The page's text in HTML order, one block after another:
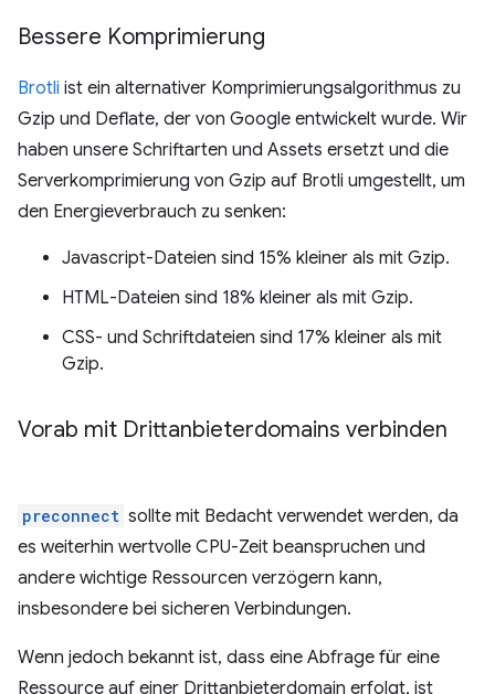
Bessere Komprimierung
Brotli ist ein alternativer Komprimierungsalgorithmus zu
Gzip und Deflate, der von Google entwickelt wurde. Wir
haben unsere Schriftarten und Assets ersetzt und die
Serverkomprimierung von Gzip auf Brotli umgestellt, um
den Energieverbrauch zu senken:
Javascript-Dateien sind 15% kleiner als mit Gzip.
HTML-Dateien sind 18% kleiner als mit Gzip.
CSS- und Schriftdateien sind 17% kleiner als mit
Gzip.
Vorab mit Drittanbieterdomains verbinden
preconnect sollte mit Bedacht verwendet werden, da
es weiterhin wertvolle CPU-Zeit beanspruchen und
andere wichtige Ressourcen verzögern kann,
insbesondere bei sicheren Verbindungen.
Wenn jedoch bekannt ist, dass eine Abfrage für eine
Ressource auf einer Drittanbieterdomain erfolgt, ist